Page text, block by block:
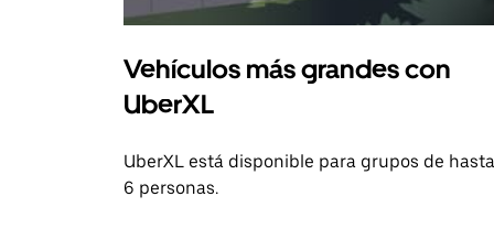
Vehículos más grandes con
UberXL
UberXL está disponible para grupos de hasta
6 personas.